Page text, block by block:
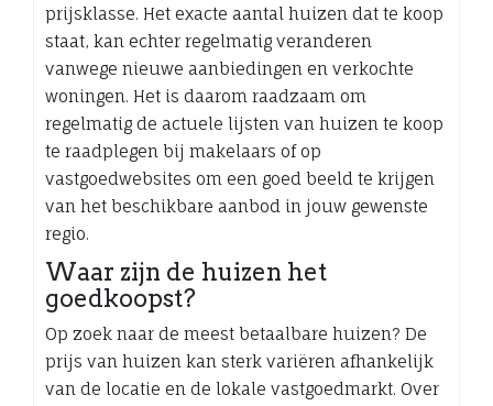
prijsklasse. Het exacte aantal huizen dat te koop
staat, kan echter regelmatig veranderen
vanwege nieuwe aanbiedingen en verkochte
woningen. Het is daarom raadzaam om
regelmatig de actuele lijsten van huizen te koop
te raadplegen bij makelaars of op
vastgoedwebsites om een goed beeld te krijgen
van het beschikbare aanbod in jouw gewenste
regio.
Waar zijn de huizen het
goedkoopst?
Op zoek naar de meest betaalbare huizen? De
prijs van huizen kan sterk variëren afhankelijk
van de locatie en de lokale vastgoedmarkt. Over